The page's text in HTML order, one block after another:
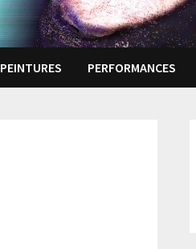
PEINTURES PERFORMANCES